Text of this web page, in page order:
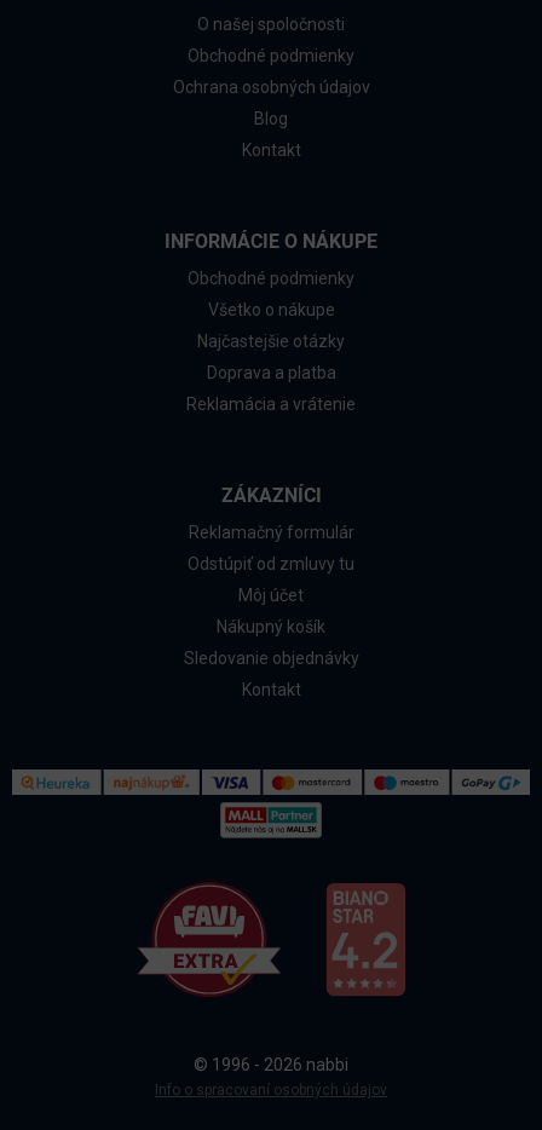
Doprava a platba
O našej spoločnosti
Obchodné podmienky
Ochrana osobných údajov
Blog
Kontakt
INFORMÁCIE O NÁKUPE
Obchodné podmienky
Všetko o nákupe
Najčastejšie otázky
Doprava a platba
Reklamácia a vrátenie
ZÁKAZNÍCI
Reklamačný formulár
Odstúpiť od zmluvy tu
Môj účet
Nákupný košík
Sledovanie objednávky
Kontakt
© 1996 - 2026 nabbi
Info o spracovaní osobných údajov